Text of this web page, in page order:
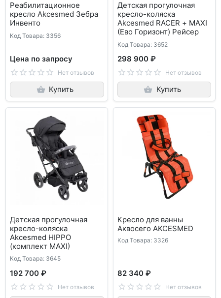
Реабилитационное
кресло Akcesmed Зебра
Инвенто
Код Товара: 3356
Цена по запросу
Нет отзывов
Купить
Детская прогулочная
кресло-коляска
Akcesmed RACER + MAXI
(Ево Горизонт) Рейсер
Код Товара: 3652
298 900 ₽
Нет отзывов
Купить
Детская прогулочная
кресло-коляска
Akcesmed HIPPO
(комплект MAXI)
Код Товара: 3645
192 700 ₽
Нет отзывов
Кресло для ванны
Аквосего AKCESMED
Код Товара: 3326
82 340 ₽
Нет отзывов